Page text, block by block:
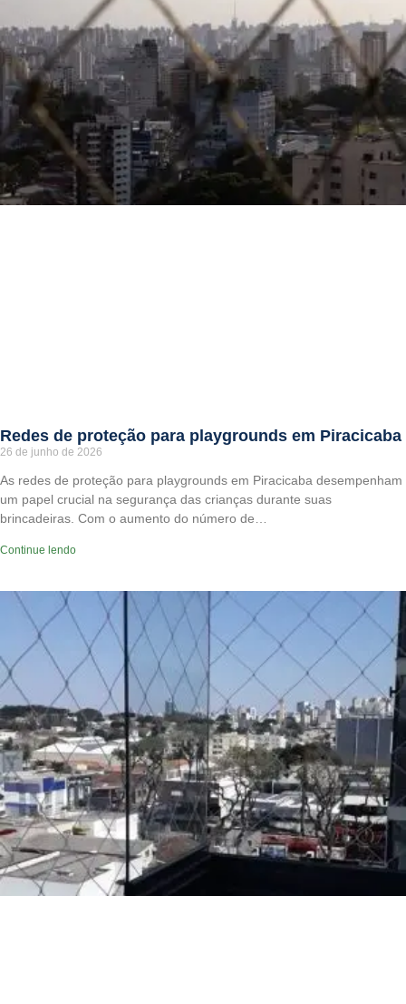
Redes de proteção para playgrounds em Piracicaba
26 de junho de 2026
As redes de proteção para playgrounds em Piracicaba desempenham
um papel crucial na segurança das crianças durante suas
brincadeiras. Com o aumento do número de…
Continue lendo